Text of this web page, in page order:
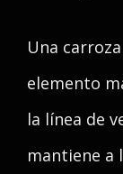
Una
elemento
la línea de
mantiene a